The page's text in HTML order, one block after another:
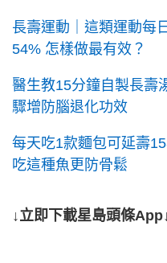
長壽運動｜這類運動每
54% 怎樣做最有效？
醫生教15分鐘自製長壽
驟增防腦退化功效
每天吃1款麵包可延壽
吃這種魚更防骨鬆
↓立即下載星島頭條